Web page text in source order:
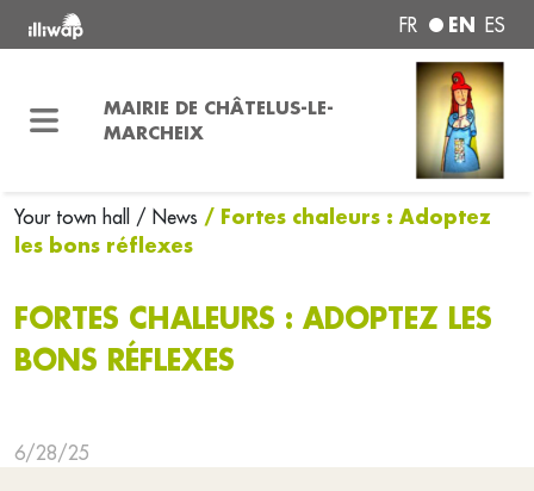
FR EN ES
MAIRIE DE CHÂTELUS-LE-
MARCHEIX
Your town hall / News / Fortes chaleurs : Adoptez
les bons réflexes
FORTES CHALEURS : ADOPTEZ LES
BONS RÉFLEXES
6/28/25